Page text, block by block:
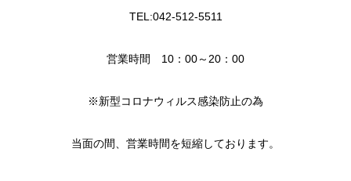
TEL:042-512-5511
営業時間 10：00～20：00
※新型コロナウィルス感染防止の為
当面の間、営業時間を短縮しております。